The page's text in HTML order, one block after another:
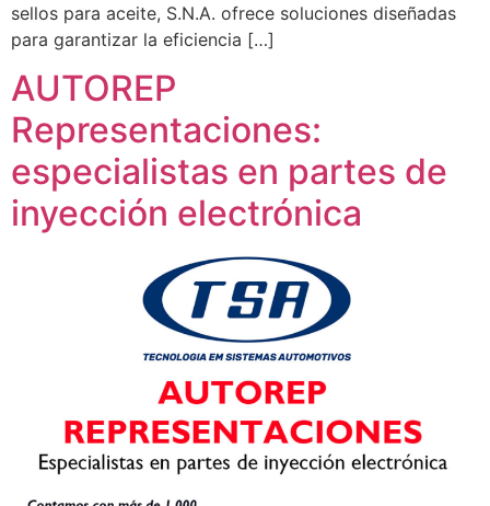
sellos para aceite, S.N.A. ofrece soluciones diseñadas
para garantizar la eficiencia […]
AUTOREP
Representaciones:
especialistas en partes de
inyección electrónica